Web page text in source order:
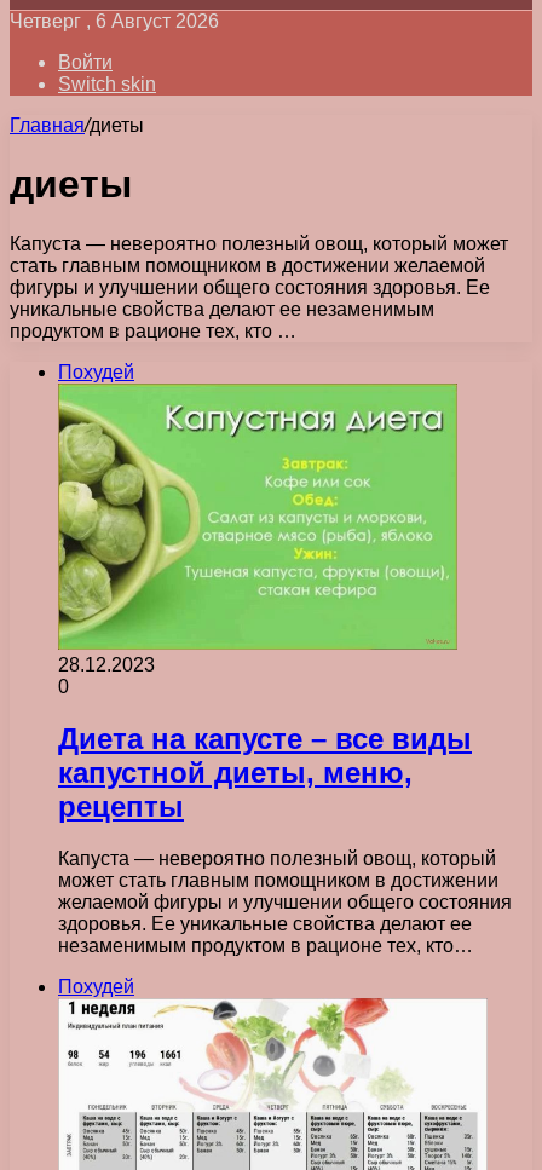
Четверг , 6 Август 2026
Войти
Switch skin
Главная/диеты
диеты
Капуста — невероятно полезный овощ, который может
стать главным помощником в достижении желаемой
фигуры и улучшении общего состояния здоровья. Ее
уникальные свойства делают ее незаменимым
продуктом в рационе тех, кто …
Похудей
28.12.2023
0
Диета на капусте – все виды
капустной диеты, меню,
рецепты
Капуста — невероятно полезный овощ, который
может стать главным помощником в достижении
желаемой фигуры и улучшении общего состояния
здоровья. Ее уникальные свойства делают ее
незаменимым продуктом в рационе тех, кто…
Похудей